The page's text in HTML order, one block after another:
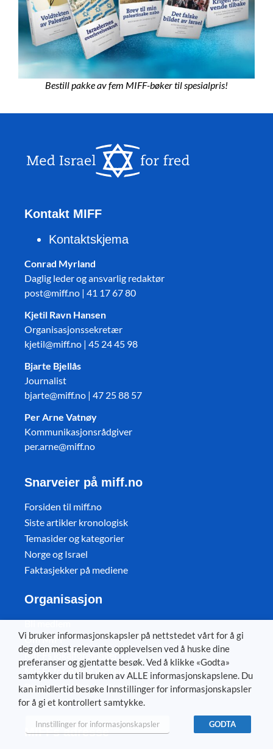
Bestill pakke av fem MIFF-bøker til spesialpris!
Kontakt MIFF
Kontaktskjema
Conrad Myrland
Daglig leder og ansvarlig redaktør
post@miff.no | 41 17 67 80
Kjetil Ravn Hansen
Organisasjonssekretær
kjetil@miff.no | 45 24 45 98
Bjarte Bjellås
Journalist
bjarte@miff.no | 47 25 88 57
Per Arne Vatnøy
Kommunikasjonsrådgiver
per.arne@miff.no
Snarveier på miff.no
Forsiden til miff.no
Siste artikler kronologisk
Temasider og kategorier
Norge og Israel
Faktasjekker på mediene
Organisasjon
Bli medlem
Om MIFF
MIFFs lokalforeninger
MIFFs formål og vedtekter
Ressursside for medlemmer
Personvernerklæring
MIFFs adresse
Vi bruker informasjonskapsler på nettstedet vårt for å gi
deg den mest relevante opplevelsen ved å huske dine
preferanser og gjentatte besøk. Ved å klikke «Godta»
samtykker du til bruken av ALLE informasjonskapslene. Du
kan imidlertid besøke Innstillinger for informasjonskapsler
for å gi et kontrollert samtykke.
Innstillinger for informasjonskapsler GODTA